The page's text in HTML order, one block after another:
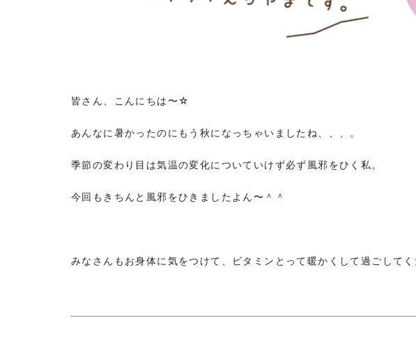
皆さん、こんにちは〜☆
あんなに暑かったのにもう秋になっちゃいましたね、、、。
季節の変わり目は気温の変化についていけず必ず風邪をひく私。
今回もきちんと風邪をひきましたよん〜＾＾
みなさんもお身体に気をつけて、ビタミンとって暖かくして過ごしてく